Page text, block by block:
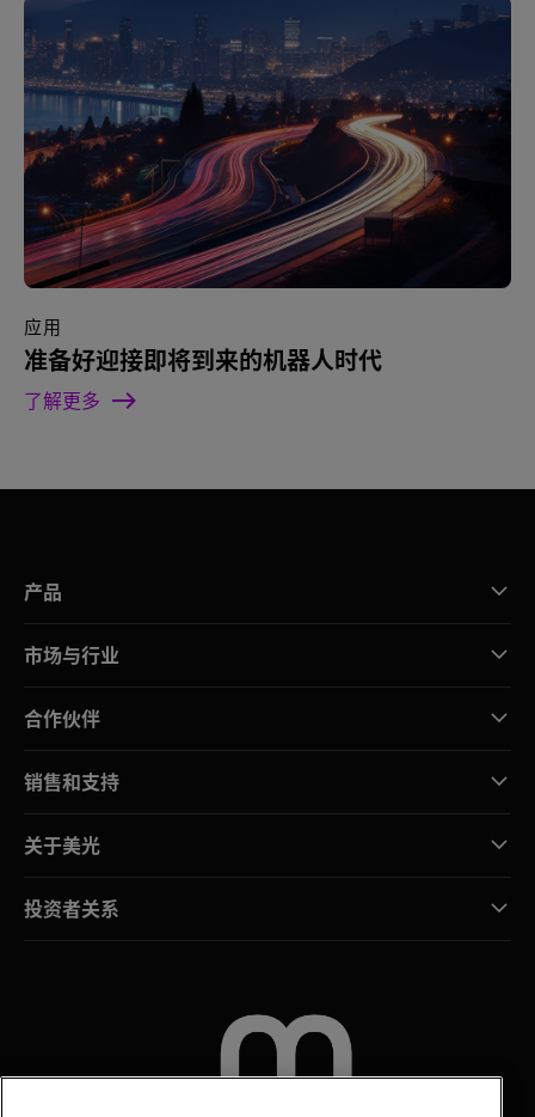
应用
准备好迎接即将到来的机器人时代
了解更多
产品
市场与行业
合作伙伴
销售和支持
关于美光
投资者关系